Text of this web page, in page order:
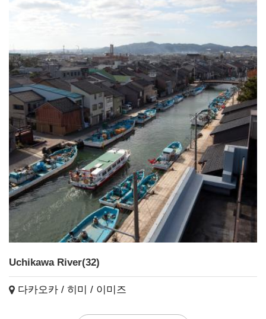
Uchikawa River(32)
다카오카 / 히미 / 이미즈